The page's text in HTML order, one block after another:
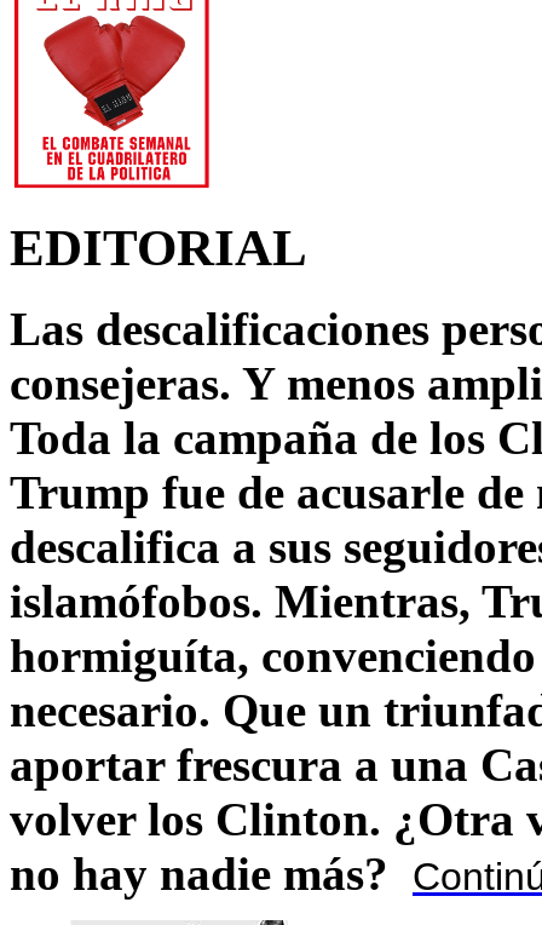
EDITORIAL
Las descalificaciones
consejeras. Y menos
Toda la campaña de los
Trump fue de acusarle
descalifica a sus
islamófobos. Mientras,
hormiguíta,
necesario. Que un
aportar frescura a una
volver los Clinton. ¿Otra
no hay nadie más?